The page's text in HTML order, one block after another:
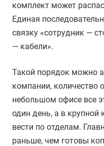
комплект может
Единая
связку «сотрудник —
— кабели».
Такой порядок можно
компании, количество
небольшом офисе все
один день, а в крупной
вести по отделам.
раньше, чем готовы